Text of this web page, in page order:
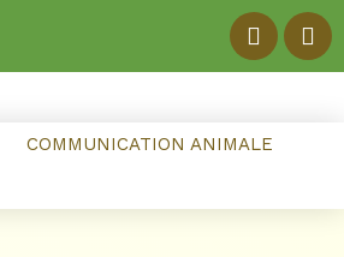
COMMUNICATION ANIMALE